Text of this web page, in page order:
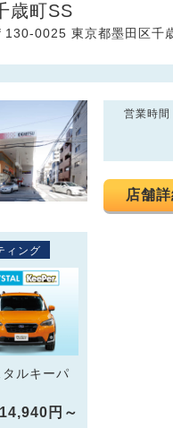
歳町SS
130-0025 東京都墨田区千
営業時間
店舗
ィング
ルキーパ
14,940円～